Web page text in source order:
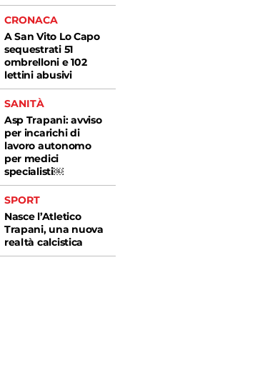
CRONACA
A San Vito Lo Capo
sequestrati 51
ombrelloni e 102
lettini abusivi
SANITÀ
Asp Trapani: avviso
per incarichi di
lavoro autonomo
per medici
specialisti￼
SPORT
Nasce l’Atletico
Trapani, una nuova
realtà calcistica